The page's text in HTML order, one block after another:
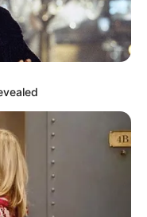
Στην
άβυσσο;
ΤΙΠΟΤΑ ΔΕΝ
ΙΔΙΟ. ΕΝΕΡΓΟΠΟΙΗΣΗ
ΤΑ ΣΗΜΑΔΙΑ ΕΜΦΑΝΗ,